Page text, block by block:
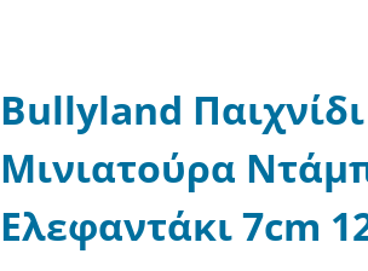
Bullyland Παιχνίδι
Μινιατούρα
Ελεφαντάκι 7cm